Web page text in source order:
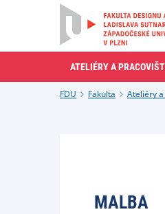
ATELIÉRY A
FDU Fakulta Ateliéry
MALBA